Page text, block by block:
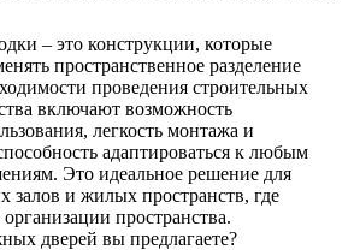
– это конструкции, которые
пространственное разделение
проведения строительных
включают возможность
легкость монтажа и
адаптироваться к любым
Это идеальное решение для
залов и жилых пространств, где
организации пространства.
дверей вы предлагаете?